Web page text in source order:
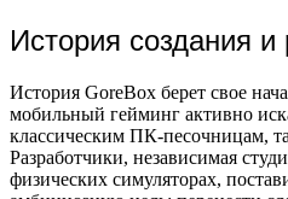
История создания и
История GoreBox берет свое
мобильный гейминг активно
классическим ПК-песочницам,
Разработчики, независимая
физических симуляторах,